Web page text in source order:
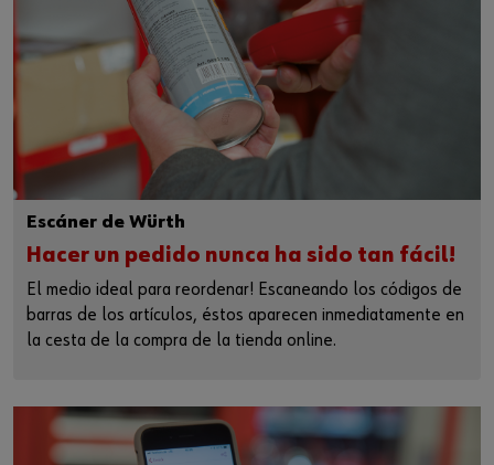
Escáner de Würth
Hacer un pedido nunca ha sido tan fácil!
El medio ideal para reordenar! Escaneando los códigos de
barras de los artículos, éstos aparecen inmediatamente en
la cesta de la compra de la tienda online.